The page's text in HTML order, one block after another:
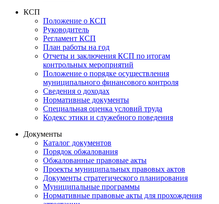
КСП
Положение о КСП
Руководитель
Регламент КСП
План работы на год
Отчеты и заключения КСП по итогам
контрольных мероприятий
Положение о порядке осуществления
муниципального финансового контроля
Сведения о доходах
Нормативные документы
Специальная оценка условий труда
Кодекс этики и служебного поведения
Документы
Каталог документов
Порядок обжалования
Обжалованные правовые акты
Проекты муниципальных правовых актов
Документы стратегического планирования
Муниципальные программы
Нормативные правовые акты для прохождения